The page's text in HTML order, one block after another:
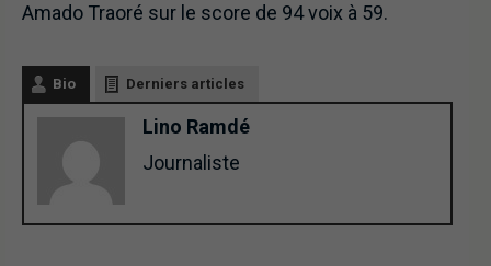
Amado Traoré sur le score de 94 voix à 59.
Bio Derniers articles
Lino Ramdé
Journaliste